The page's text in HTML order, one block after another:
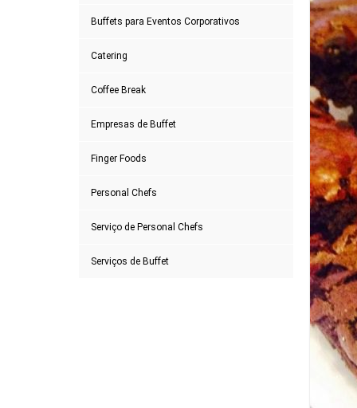
Buffets para Eventos Corporativos
Catering
Coffee Break
Empresas de Buffet
Finger Foods
Personal Chefs
Serviço de Personal Chefs
Serviços de Buffet